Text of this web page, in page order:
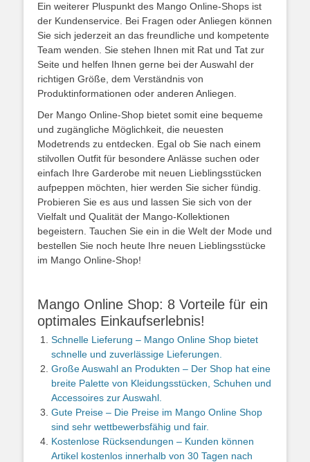
Ein weiterer Pluspunkt des Mango Online-Shops ist
der Kundenservice. Bei Fragen oder Anliegen können
Sie sich jederzeit an das freundliche und kompetente
Team wenden. Sie stehen Ihnen mit Rat und Tat zur
Seite und helfen Ihnen gerne bei der Auswahl der
richtigen Größe, dem Verständnis von
Produktinformationen oder anderen Anliegen.
Der Mango Online-Shop bietet somit eine bequeme
und zugängliche Möglichkeit, die neuesten
Modetrends zu entdecken. Egal ob Sie nach einem
stilvollen Outfit für besondere Anlässe suchen oder
einfach Ihre Garderobe mit neuen Lieblingsstücken
aufpeppen möchten, hier werden Sie sicher fündig.
Probieren Sie es aus und lassen Sie sich von der
Vielfalt und Qualität der Mango-Kollektionen
begeistern. Tauchen Sie ein in die Welt der Mode und
bestellen Sie noch heute Ihre neuen Lieblingsstücke
im Mango Online-Shop!
Mango Online Shop: 8 Vorteile für ein
optimales Einkaufserlebnis!
Schnelle Lieferung – Mango Online Shop bietet
schnelle und zuverlässige Lieferungen.
Große Auswahl an Produkten – Der Shop hat eine
breite Palette von Kleidungsstücken, Schuhen und
Accessoires zur Auswahl.
Gute Preise – Die Preise im Mango Online Shop
sind sehr wettbewerbsfähig und fair.
Kostenlose Rücksendungen – Kunden können
Artikel kostenlos innerhalb von 30 Tagen nach